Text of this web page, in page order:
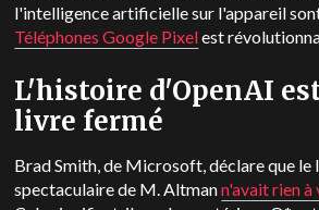
l'intelligence artificielle sur l'appareil
Téléphones Google Pixelest
L'histoire d'OpenAI
livre fermé
Brad Smith, de Microsoft, déclare que le
spectaculaire de M. Altmann'avait rien